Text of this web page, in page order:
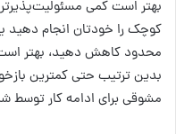
بهتر است کمی
کوچک را خودتان انجام دهید
محدود کاهش دهید، بهتر
بدین ترتیب حتی کمترین
مشوقی برای ادامه کار توسط